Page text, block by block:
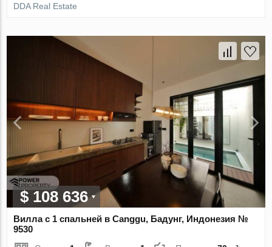
DDA Real Estate
$ 108 636
Вилла с 1 спальней в Canggu, Бадунг, Индонезия №
9530